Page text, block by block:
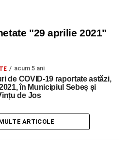
"29 aprilie 2021"
acum 5 ani
de COVID-19 raportate astăzi,
în Municipiul Sebeș și
de Jos
ARTICOLE